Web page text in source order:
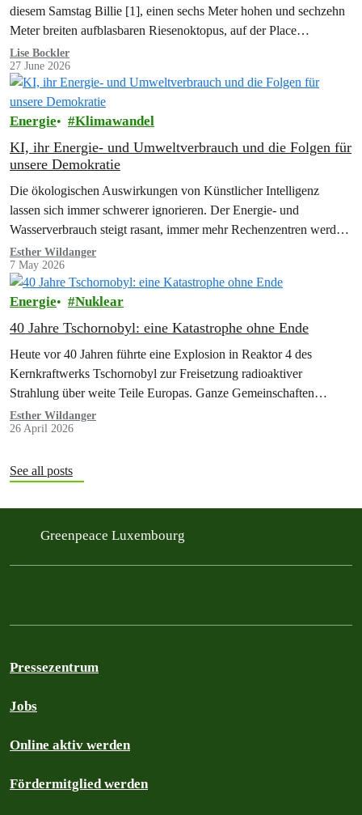
diesem Samstag Billie [1], einen sechs Meter hohen und sechzehn
Meter breiten aufblasbaren Riesenoktopus, auf der Place
Clairefontaine im Herzen von…
Lise Bockler
27 June 2026
Energie Klimawandel
KI, ihr Energie- und Umweltverbrauch und die Folgen für
unsere Demokratie
Die ökologischen Auswirkungen von Künstlicher Intelligenz
lassen sich immer schwerer ignorieren. Der Energie- und
Wasserverbrauch steigt rasant, immer mehr Rechenzentren werden
gebaut und die Produktion von Mikrochips nimmt massiv zu.…
Esther Wildanger
7 May 2026
Energie Nuklear
40 Jahre Tschornobyl: eine Katastrophe ohne Ende
Heute vor 40 Jahren führte eine Explosion in Reaktor 4 des
Kernkraftwerks Tschornobyl zur Freisetzung radioaktiver
Strahlung über weite Teile Europas. Ganze Gemeinschaften
mussten ihre Heimat verlassen, zurück blieb ein…
Esther Wildanger
26 April 2026
See all posts
Greenpeace Luxembourg
Pressezentrum
Jobs
Online aktiv werden
Fördermitglied werden